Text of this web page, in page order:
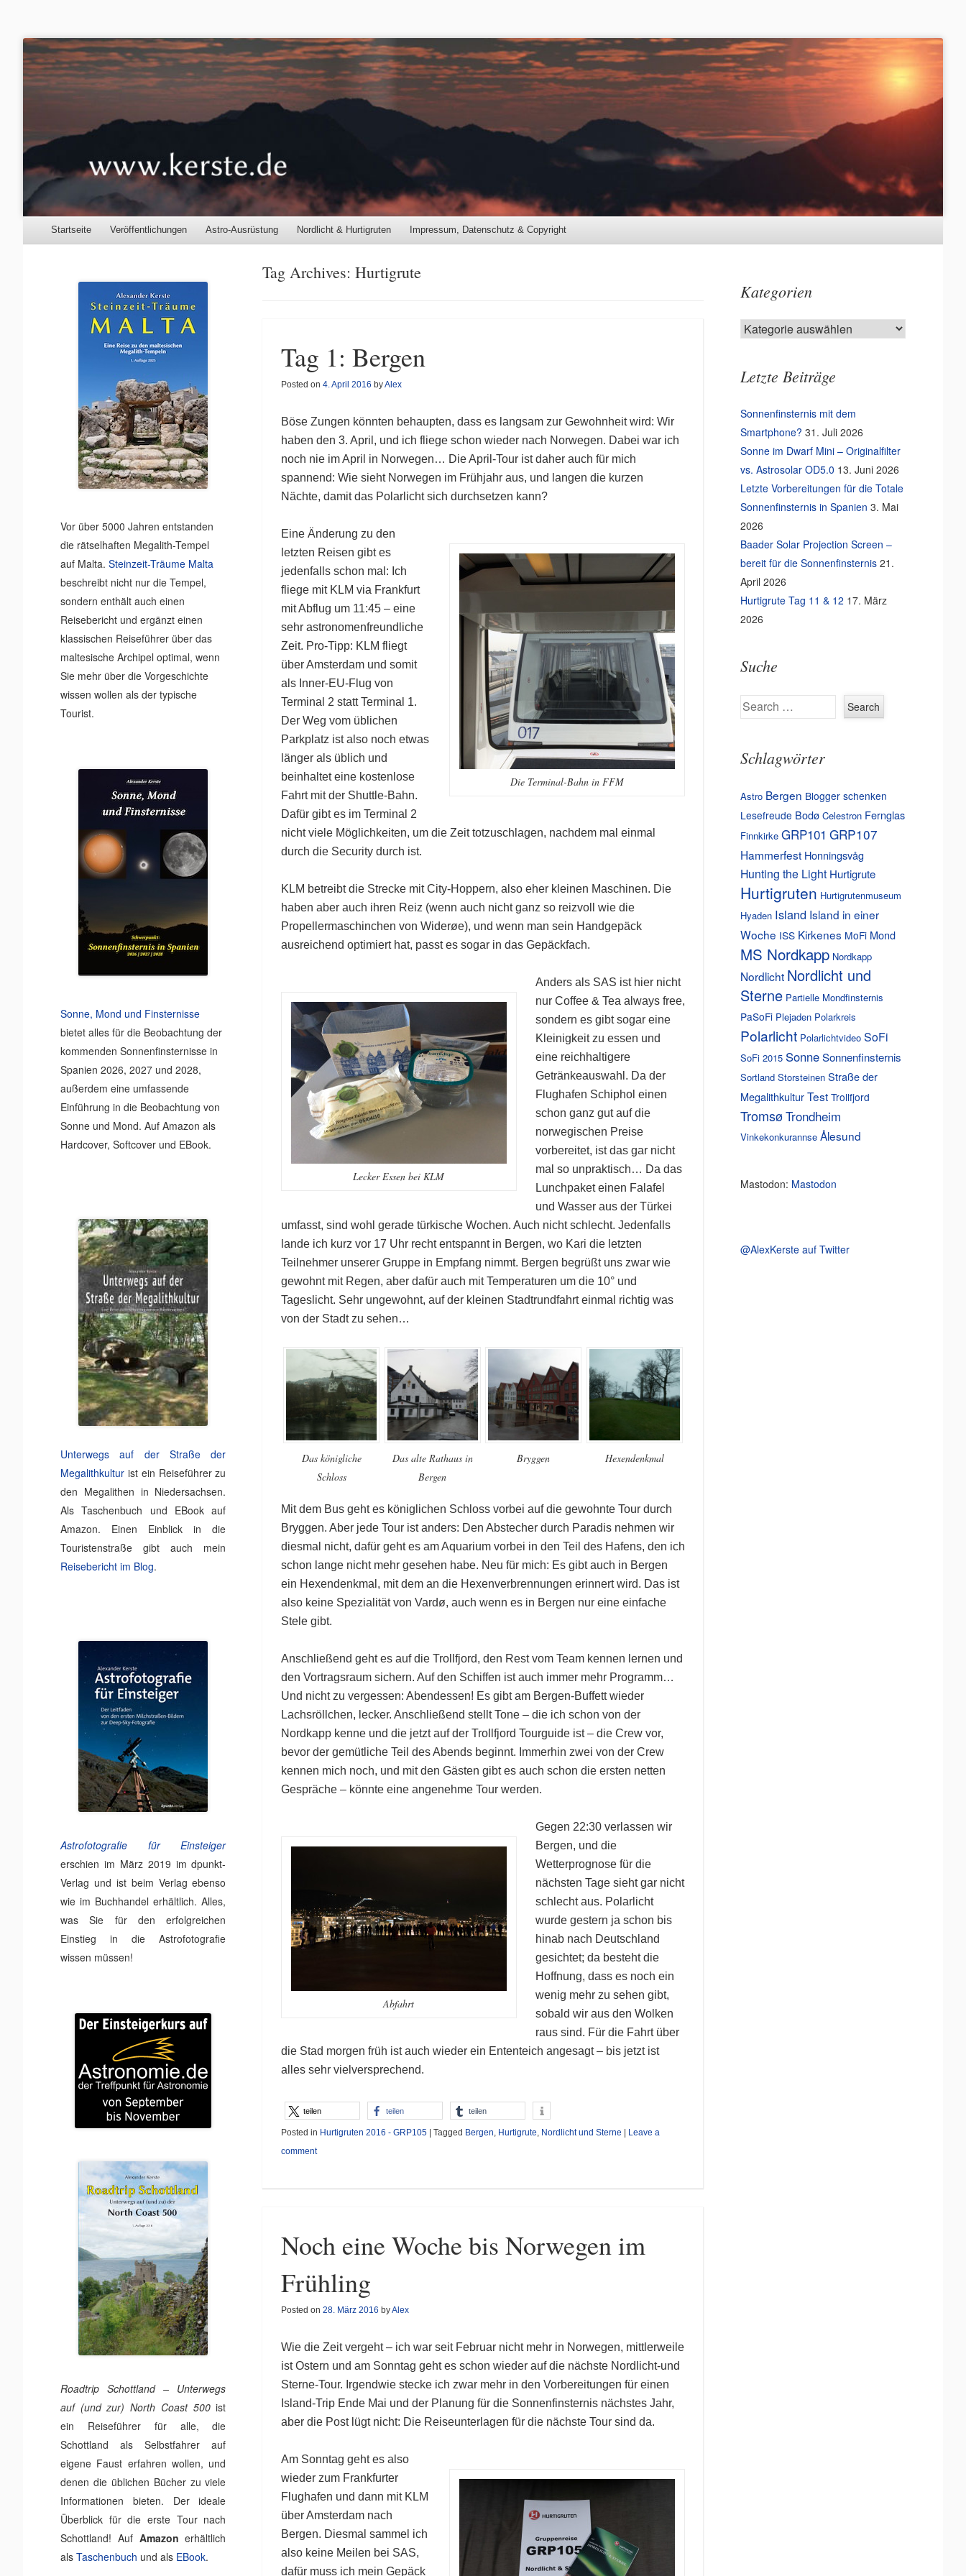
Kerste.de
Astronomie, Nordlichter und mehr
Menu
Skip to content
Startseite Veröffentlichungen Astro-Ausrüstung Nordlicht & Hurtigruten Impressum, Datenschutz & Copyright
Tag Archives: Hurtigrute
Tag 1: Bergen
Posted on 4. April 2016 byAlex
Böse Zungen könnten behaupten, dass es langsam zur Gewohnheit wird: Wir
haben den 3. April, und ich fliege schon wieder nach Norwegen. Dabei war ich
noch nie im April in Norwegen… Die April-Tour ist daher auch für mich
spannend: Wie sieht Norwegen im Frühjahr aus, und langen die kurzen
Nächte, damit das Polarlicht sich durchsetzen kann?
Die Terminal-Bahn in FFM
Eine Änderung zu den
letzten Reisen gibt es
jedenfalls schon mal: Ich
fliege mit KLM via Frankfurt
mit Abflug um 11:45 – eine
sehr astronomenfreundliche
Zeit. Pro-Tipp: KLM fliegt
über Amsterdam und somit
als Inner-EU-Flug von
Terminal 2 statt Terminal 1.
Der Weg vom üblichen
Parkplatz ist also noch etwas
länger als üblich und
beinhaltet eine kostenlose
Fahrt mit der Shuttle-Bahn.
Dafür gibt es im Terminal 2
nicht viele Möglichkeiten, um die Zeit totzuschlagen, nachdem mal einmal
durch die Security durch ist.
KLM betreibt die Strecke mit City-Hoppern, also eher kleinen Maschinen. Die
haben aber auch ihren Reiz (wenn auch nicht ganz so reizvoll wie die
Propellermaschinchen von Widerøe), und wenn man sein Handgepäck
ausreichend optimiert hat, passt es sogar in das Gepäckfach.
Lecker Essen bei KLM
Anders als SAS ist hier nicht
nur Coffee & Tea always free,
sondern es gibt sogar eine
Kleinigkeit zu essen und
eine reichhaltigere
Getränkeauswahl. Da der
Flughafen Schiphol einen
schon ganz gut auf die
norwegischen Preise
vorbereitet, ist das gar nicht
mal so unpraktisch… Da das
Lunchpaket einen Falafel
und Wasser aus der Türkei
umfasst, sind wohl gerade türkische Wochen. Auch nicht schlecht. Jedenfalls
lande ich kurz vor 17 Uhr recht entspannt in Bergen, wo Kari die letzten
Teilnehmer unserer Gruppe in Empfang nimmt. Bergen begrüßt uns zwar wie
gewohnt mit Regen, aber dafür auch mit Temperaturen um die 10° und
Tageslicht. Sehr ungewohnt, auf der kleinen Stadtrundfahrt einmal richtig was
von der Stadt zu sehen…
Das königliche
Schloss
Das alte Rathaus in
Bergen
Bryggen Hexendenkmal
Mit dem Bus geht es königlichen Schloss vorbei auf die gewohnte Tour durch
Bryggen. Aber jede Tour ist anders: Den Abstecher durch Paradis nehmen wir
diesmal nicht, dafür geht es am Aquarium vorbei in den Teil des Hafens, den ich
schon lange nicht mehr gesehen habe. Neu für mich: Es gibt auch in Bergen
ein Hexendenkmal, mit dem an die Hexenverbrennungen erinnert wird. Das ist
also keine Spezialität von Vardø, auch wenn es in Bergen nur eine einfache
Stele gibt.
Anschließend geht es auf die Trollfjord, den Rest vom Team kennen lernen und
den Vortragsraum sichern. Auf den Schiffen ist auch immer mehr Programm…
Und nicht zu vergessen: Abendessen! Es gibt am Bergen-Buffett wieder
Lachsröllchen, lecker. Anschließend stellt Tone – die ich schon von der
Nordkapp kenne und die jetzt auf der Trollfjord Tourguide ist – die Crew vor,
bevor der gemütliche Teil des Abends beginnt. Immerhin zwei von der Crew
kennen mich noch, und mit den Gästen gibt es auch schon die ersten netten
Gespräche – könnte eine angenehme Tour werden.
Abfahrt
Gegen 22:30 verlassen wir
Bergen, und die
Wetterprognose für die
nächsten Tage sieht gar nicht
schlecht aus. Polarlicht
wurde gestern ja schon bis
hinab nach Deutschland
gesichtet; da besteht die
Hoffnung, dass es noch ein
wenig mehr zu sehen gibt,
sobald wir aus den Wolken
raus sind. Für die Fahrt über
die Stad morgen früh ist auch wieder ein Ententeich angesagt – bis jetzt ist
alles sehr vielversprechend.
teilen teilen teilen
Posted in Hurtigruten 2016 - GRP105 | Tagged Bergen Hurtigrute Nordlicht und Sterne | Leave a
comment
Noch eine Woche bis Norwegen im
Frühling
Posted on 28. März 2016 byAlex
Wie die Zeit vergeht – ich war seit Februar nicht mehr in Norwegen, mittlerweile
ist Ostern und am Sonntag geht es schon wieder auf die nächste Nordlicht-und
Sterne-Tour. Irgendwie stecke ich zwar mehr in den Vorbereitungen für einen
Island-Trip Ende Mai und der Planung für die Sonnenfinsternis nächstes Jahr,
aber die Post lügt nicht: Die Reiseunterlagen für die nächste Tour sind da.
Am Sonntag geht es also
wieder zum Frankfurter
Flughafen und dann mit KLM
über Amsterdam nach
Bergen. Diesmal sammel ich
also keine Meilen bei SAS,
dafür muss ich mein Gepäck
Vor über 5000 Jahren entstanden
die rätselhaften Megalith-Tempel
auf Malta. Steinzeit-Träume Malta
beschreibt nicht nur die Tempel,
sondern enthält auch einen
Reisebericht und ergänzt einen
klassischen Reiseführer über das
maltesische Archipel optimal, wenn
Sie mehr über die Vorgeschichte
wissen wollen als der typische
Tourist.
Sonne, Mond und Finsternisse
bietet alles für die Beobachtung der
kommenden Sonnenfinsternisse in
Spanien 2026, 2027 und 2028,
außerdem eine umfassende
Einführung in die Beobachtung von
Sonne und Mond. Auf Amazon als
Hardcover, Softcover und EBook.
Unterwegs auf der Straße der
Megalithkulturist ein Reiseführer zu
den Megalithen in Niedersachsen.
Als Taschenbuch und EBook auf
Amazon. Einen Einblick in die
Touristenstraße gibt auch mein
Reisebericht im Blog.
Astrofotografie für Einsteiger
erschien im März 2019 im dpunkt-
Verlag und ist beim Verlag ebenso
wie im Buchhandel erhältlich. Alles,
was Sie für den erfolgreichen
Einstieg in die Astrofotografie
wissen müssen!
Roadtrip Schottland – Unterwegs
auf (und zur) North Coast 500ist
ein Reiseführer für alle, die
Schottland als Selbstfahrer auf
eigene Faust erfahren wollen, und
denen die üblichen Bücher zu viele
Informationen bieten. Der ideale
Überblick für die erste Tour nach
Schottland! Auf Amazon erhältlich
als Taschenbuch und als EBook.
Kategorien
Kategorien
Letzte Beiträge
Sonnenfinsternis mit dem
Smartphone? 31. Juli 2026
Sonne im Dwarf Mini – Originalfilter
vs. Astrosolar OD5.0 13. Juni 2026
Letzte Vorbereitungen für die Totale
Sonnenfinsternis in Spanien 3. Mai
2026
Baader Solar Projection Screen –
bereit für die Sonnenfinsternis 21.
April 2026
Hurtigrute Tag 11 & 12 17. März
2026
Suche
Search
Schlagwörter
Astro Bergen Blogger schenken
Lesefreude Bodø Celestron Fernglas
Finnkirke GRP101 GRP107
Hammerfest Honningsvåg
Hunting the Light Hurtigrute
Hurtigruten Hurtigrutenmuseum
Hyaden Island Island in einer
Woche ISS Kirkenes MoFi Mond
MS Nordkapp Nordkapp
Nordlicht Nordlicht und
Sterne Partielle Mondfinsternis
PaSoFi Plejaden Polarkreis
Polarlicht Polarlichtvideo SoFi
SoFi 2015 Sonne Sonnenfinsternis
Sortland Storsteinen Straße der
Megalithkultur Test Trollfjord
TromsøTrondheim
Vinkekonkurannse Ålesund
Mastodon: Mastodon
@AlexKerste auf Twitter